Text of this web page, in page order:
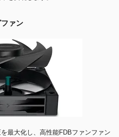
ァン
最大化し、高性能FDBファンファン